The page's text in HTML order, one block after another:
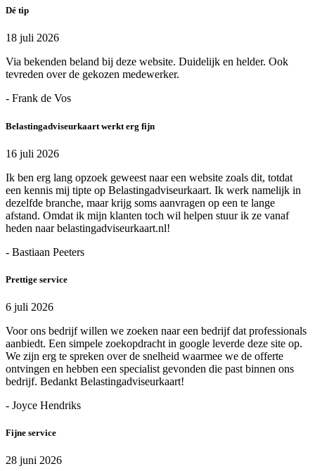
Dé tip
18 juli 2026
Via bekenden beland bij deze website. Duidelijk en helder. Ook
tevreden over de gekozen medewerker.
- Frank de Vos
Belastingadviseurkaart werkt erg fijn
16 juli 2026
Ik ben erg lang opzoek geweest naar een website zoals dit, totdat
een kennis mij tipte op Belastingadviseurkaart. Ik werk namelijk in
dezelfde branche, maar krijg soms aanvragen op een te lange
afstand. Omdat ik mijn klanten toch wil helpen stuur ik ze vanaf
heden naar belastingadviseurkaart.nl!
- Bastiaan Peeters
Prettige service
6 juli 2026
Voor ons bedrijf willen we zoeken naar een bedrijf dat professionals
aanbiedt. Een simpele zoekopdracht in google leverde deze site op.
We zijn erg te spreken over de snelheid waarmee we de offerte
ontvingen en hebben een specialist gevonden die past binnen ons
bedrijf. Bedankt Belastingadviseurkaart!
- Joyce Hendriks
Fijne service
28 juni 2026